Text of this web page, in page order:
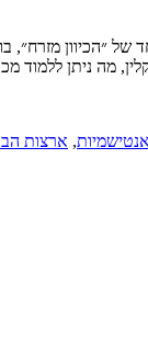
של ״הכיוון
מה ניתן
אנטישמיות, ארצות